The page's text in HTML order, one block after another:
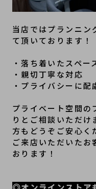
当店ではプランニン
て頂いております！
・落ち着いたスペー
・親切丁寧な対応
・プライバシーに配
プライベート空間の
りとご相談いただけ
方もどうぞご安心く
ご来店いただいたお
おります！